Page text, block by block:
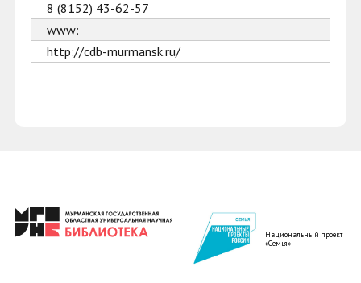
8 (8152) 43-62-57
www:
http://cdb-murmansk.ru/
Национальный проект
«Семья»